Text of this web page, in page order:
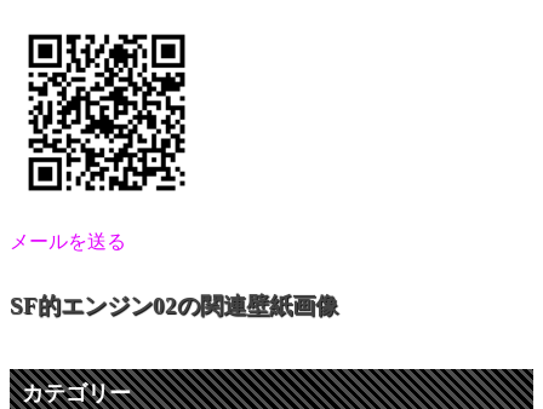
メールを送る
SF的エンジン02の関連壁紙画像
カテゴリー